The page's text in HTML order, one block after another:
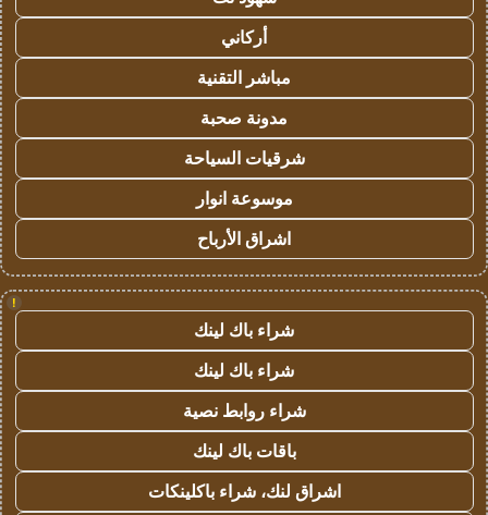
أركاني
مباشر التقنية
مدونة صحبة
شرقيات السياحة
موسوعة انوار
اشراق الأرباح
!
شراء باك لينك
شراء باك لينك
شراء روابط نصية
باقات باك لينك
اشراق لنك، شراء باكلينكات